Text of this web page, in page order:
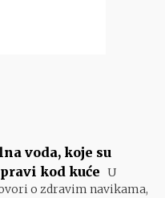
voda, koje su
kod kuće U
o zdravim navikama,